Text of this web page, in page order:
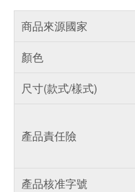
商品來源國家
顏色
尺寸(款式/樣式)
產品責任險
產品核准字號